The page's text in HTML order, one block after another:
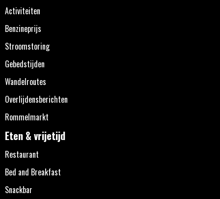
Activiteiten
Benzineprijs
Stroomstoring
Gebedstijden
Wandelroutes
Overlijdensberichten
Rommelmarkt
Eten & vrijetijd
Restaurant
Bed and Breakfast
Snackbar